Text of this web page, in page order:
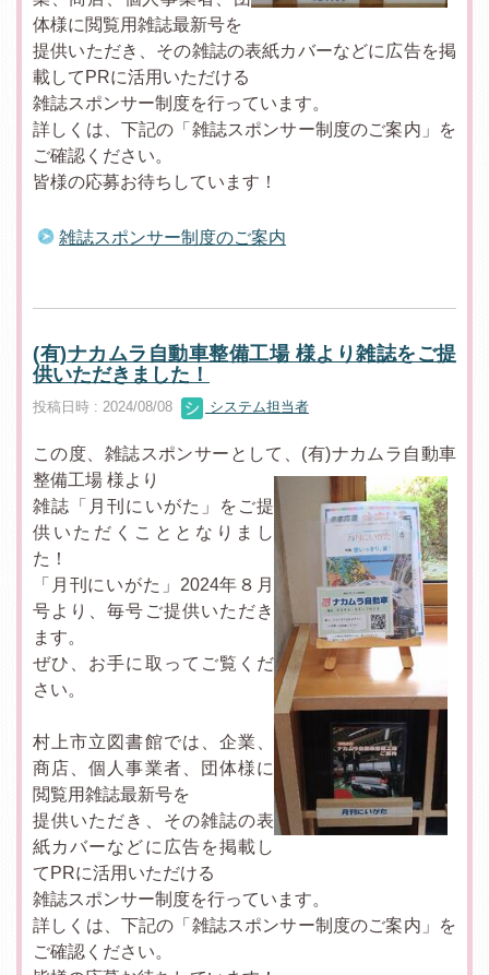
体様に閲覧用雑誌最新号を
提供いただき、その雑誌の表紙カバーなどに広告を掲
載してPRに活用いただける
雑誌スポンサー制度を行っています。
詳しくは、下記の「雑誌スポンサー制度のご案内」を
ご確認ください。
皆様の応募お待ちしています！
雑誌スポンサー制度のご案内
(有)ナカムラ自動車整備工場 様より雑誌をご提
供いただきました！
投稿日時 : 2024/08/08 システム担当者
この度、雑誌スポンサーとして、(有)ナカムラ自動車
整備工場 様より
雑誌「月刊にいがた」をご提
供いただくこととなりまし
た！
「月刊にいがた」2024年８月
号より、毎号ご提供いただき
ます。
ぜひ、お手に取ってご覧くだ
さい。
村上市立図書館では、企業、
商店、個人事業者、団体様に
閲覧用雑誌最新号を
提供いただき、その雑誌の表
紙カバーなどに広告を掲載し
てPRに活用いただける
雑誌スポンサー制度を行っています。
詳しくは、下記の「雑誌スポンサー制度のご案内」を
ご確認ください。